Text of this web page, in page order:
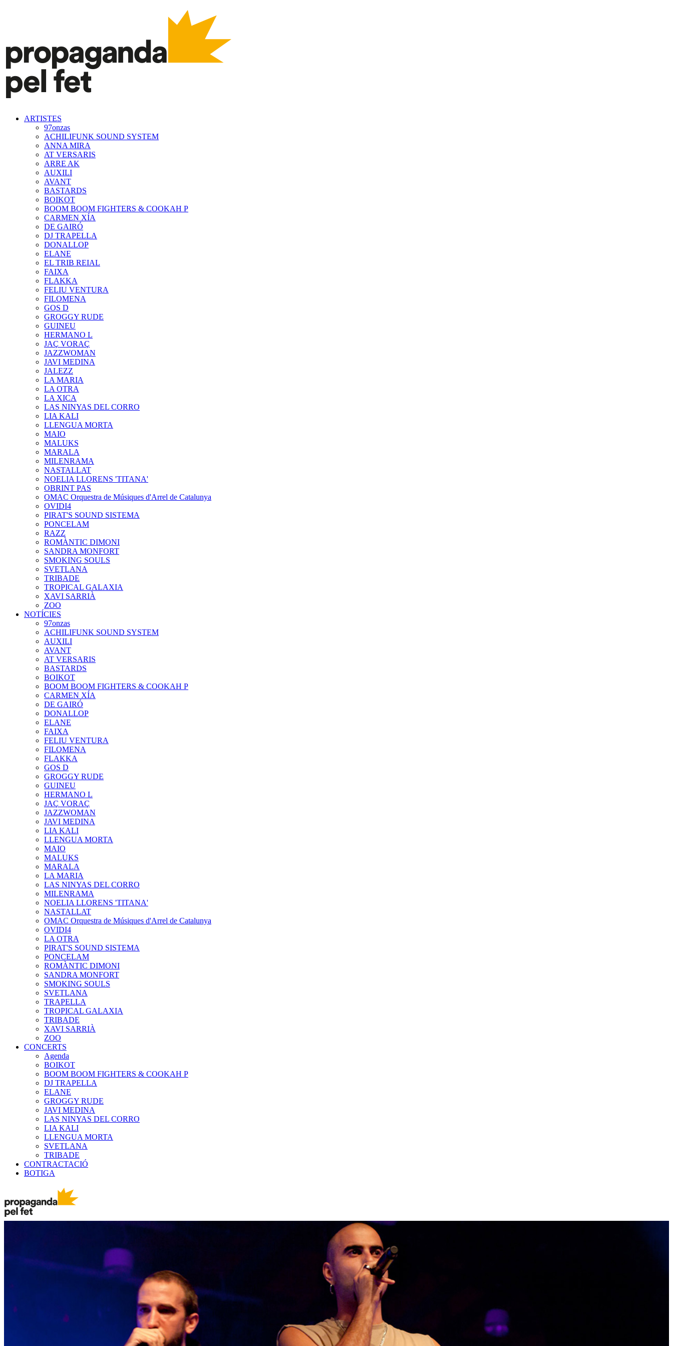
ARTISTES
97onzas
ACHILIFUNK SOUND SYSTEM
ANNA MIRA
AT VERSARIS
ARRE AK
AUXILI
AVANT
BASTARDS
BOIKOT
BOOM BOOM FIGHTERS & COOKAH P
CARMEN XÍA
DE GAIRÓ
DJ TRAPELLA
DONALLOP
ELANE
EL TRIB REIAL
FAIXA
FLAKKA
FELIU VENTURA
FILOMENA
GOS D
GROGGY RUDE
GUINEU
HERMANO L
JAÇ VORAÇ
JAZZWOMAN
JAVI MEDINA
JALEZZ
LA MARIA
LA OTRA
LA XICA
LAS NINYAS DEL CORRO
LIA KALI
LLENGUA MORTA
MAIO
MALUKS
MARALA
MILENRAMA
NASTALLAT
NOELIA LLORENS 'TITANA'
OBRINT PAS
OMAC Orquestra de Músiques d'Arrel de Catalunya
OVIDI4
PIRAT'S SOUND SISTEMA
PONCELAM
RAZZ
ROMÀNTIC DIMONI
SANDRA MONFORT
SMOKING SOULS
SVETLANA
TRIBADE
TROPICAL GALAXIA
XAVI SARRIÀ
ZOO
NOTÍCIES
97onzas
ACHILIFUNK SOUND SYSTEM
AUXILI
AVANT
AT VERSARIS
BASTARDS
BOIKOT
BOOM BOOM FIGHTERS & COOKAH P
CARMEN XÍA
DE GAIRÓ
DONALLOP
ELANE
FAIXA
FELIU VENTURA
FILOMENA
FLAKKA
GOS D
GROGGY RUDE
GUINEU
HERMANO L
JAÇ VORAÇ
JAZZWOMAN
JAVI MEDINA
LIA KALI
LLENGUA MORTA
MAIO
MALUKS
MARALA
LA MARIA
LAS NINYAS DEL CORRO
MILENRAMA
NOELIA LLORENS 'TITANA'
NASTALLAT
OMAC Orquestra de Músiques d'Arrel de Catalunya
OVIDI4
LA OTRA
PIRAT'S SOUND SISTEMA
PONCELAM
ROMÀNTIC DIMONI
SANDRA MONFORT
SMOKING SOULS
SVETLANA
TRAPELLA
TROPICAL GALAXIA
TRIBADE
XAVI SARRIÀ
ZOO
CONCERTS
Agenda
BOIKOT
BOOM BOOM FIGHTERS & COOKAH P
DJ TRAPELLA
ELANE
GROGGY RUDE
JAVI MEDINA
LAS NINYAS DEL CORRO
LIA KALI
LLENGUA MORTA
SVETLANA
TRIBADE
CONTRACTACIÓ
BOTIGA